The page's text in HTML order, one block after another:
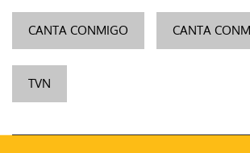
CANTA CONMIGO CANTA
TVN